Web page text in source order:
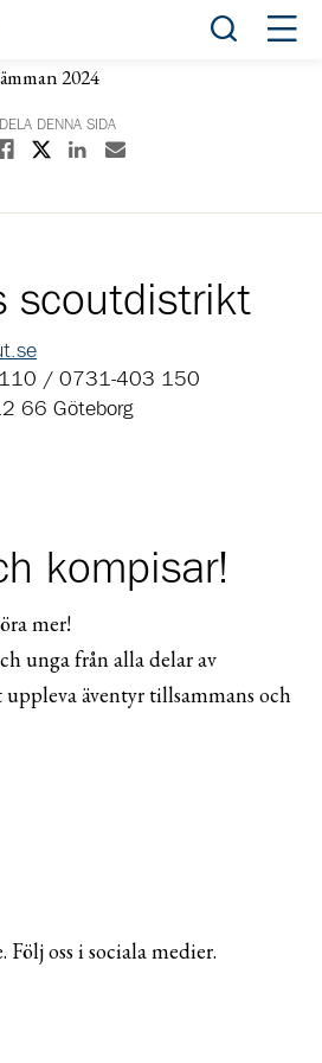
Öppna
2024
DELA DENNA SIDA
på Facebook
Dela på XDela på Linkedin
Dela med E-post
scoutdistrikt
/ 0731-403 150
66 Göteborg
kompisar!
mer!
unga från alla delar av
uppleva äventyr tillsammans och
Följ oss i sociala medier.